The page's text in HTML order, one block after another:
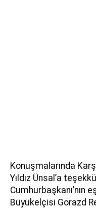
Konuşmalarında
Yıldız Ünsal’a
Cumhurbaşkanı’nın
Büyükelçisi Gorazd